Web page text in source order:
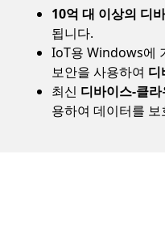
운영 체제 신뢰
10억 대 이상의 디
됩니다.
IoT용 Windows에
보안을 사용하여 디
최신 디바이스-클
용하여 데이터를